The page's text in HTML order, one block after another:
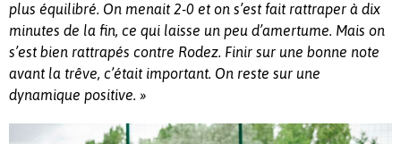
plus équilibré. On menait 2-0 et on s’est fait rattraper à dix
minutes de la fin, ce qui laisse un peu d’amertume. Mais on
s’est bien rattrapés contre Rodez. Finir sur une bonne note
avant la trêve, c’était important. On reste sur une
dynamique positive. »